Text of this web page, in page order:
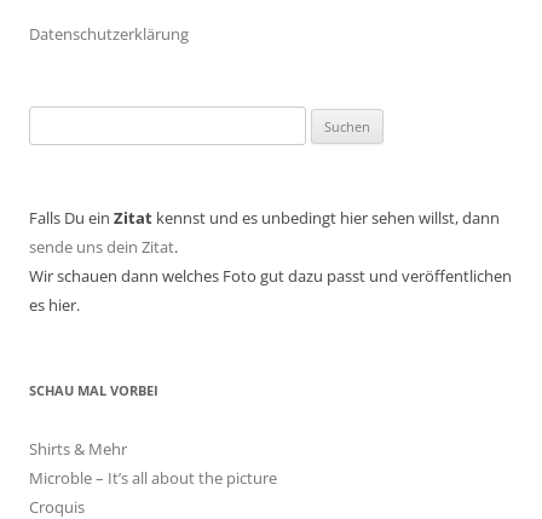
Datenschutzerklärung
nach:
Falls Du ein Zitat kennst und es unbedingt hier sehen willst, dann
sende uns dein Zitat.
Wir schauen dann welches Foto gut dazu passt und veröffentlichen
es hier.
SCHAU MAL VORBEI
Shirts & Mehr
Microble – It’s all about the picture
Croquis